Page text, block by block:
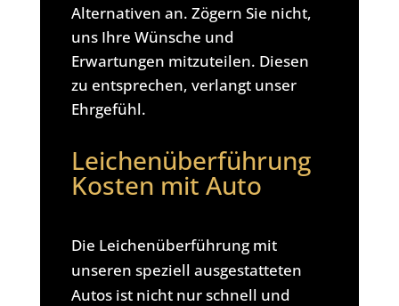
Alternativen an. Zögern Sie nicht,
uns Ihre Wünsche und
Erwartungen mitzuteilen. Diesen
zu entsprechen, verlangt unser
Ehrgefühl.
Leichenüberführung
Kosten mit Auto
Die Leichenüberführung mit
unseren speziell ausgestatteten
Autos ist nicht nur schnell und